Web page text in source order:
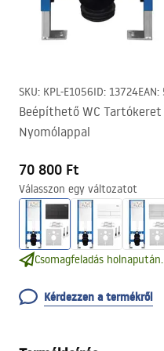
SKU: KPL-E1056ID: 13724EAN:
Beépíthető WC
Nyomólappal
70 800 Ft
Válasszon egy változatot
Csomagfeladás holnapután.
Kérdezzen a termékről